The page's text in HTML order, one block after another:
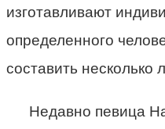
изготавливают
определенного
составить несколько
Недавно певица